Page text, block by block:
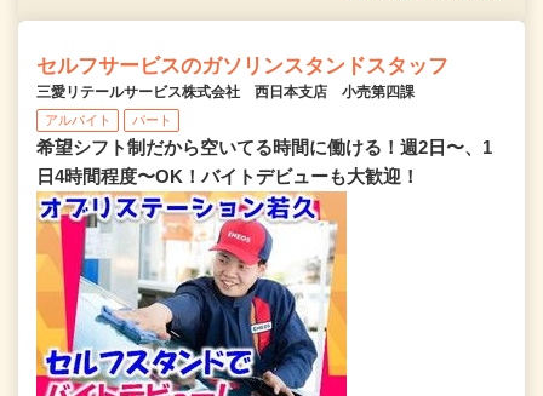
セルフサービスのガソリンスタンドスタッフ
三愛リテールサービス株式会社 西日本支店 小売第四課
アルバイト パート
希望シフト制だから空いてる時間に働ける！週2日〜、1
日4時間程度〜OK！バイトデビューも大歓迎！